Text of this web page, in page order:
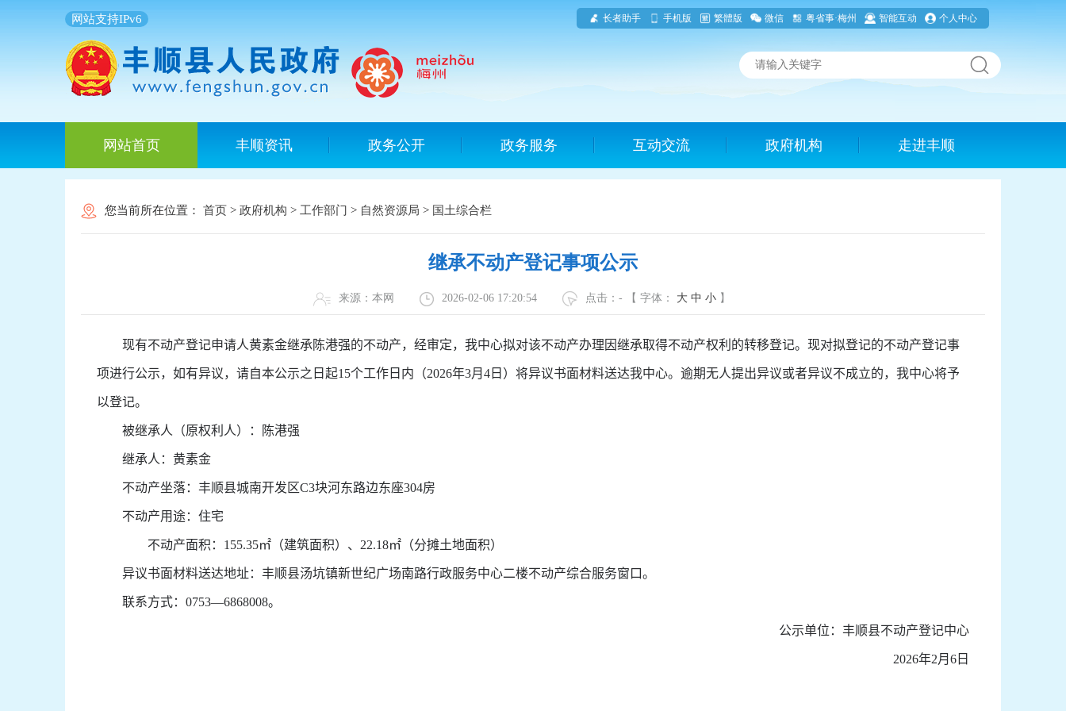
网站支持IPv6 长者助手 手机版 繁體版 微信 粤省事·梅州 智能互动 个人中心
网站首页 丰顺资讯 政务公开 政务服务 互动交流 政府机构 走进丰顺
您当前所在位置： 首页 > 政府机构 > 工作部门 > 自然资源局 > 国土综合栏
继承不动产登记事项公示
来源：本网 2026-02-06 17:20:54 点击： - 【 字体： 大 中 小 】
现有不动产登记申请人黄素金继承陈港强的不动产，经审定，我中心拟对该不动产办理因继承取得不动产权利的转移登记。现对拟登记的不动产登记事
项进行公示，如有异议，请自本公示之日起15个工作日内（2026年3月 4 日）将异议书面材料送达我中心。逾期无人提出异议或者异议不成立的，我中心将予
以登记。
被继承人（原权利人）：陈港强
继承人：黄素金
不动产坐落：丰顺县城南开发区C3块河东路边东座304房
不动产用途：住宅
不动产面积： 155.35㎡（建筑面积）、 22.18㎡（分摊土地面积）
异议书面材料送达地址：丰顺县汤坑镇新世纪广场南路行政服务中心二楼不动产综合服务窗口。
联系方式： 0753—6868008。
公示单位：丰顺县不动产登记中心
2026年2月 6 日